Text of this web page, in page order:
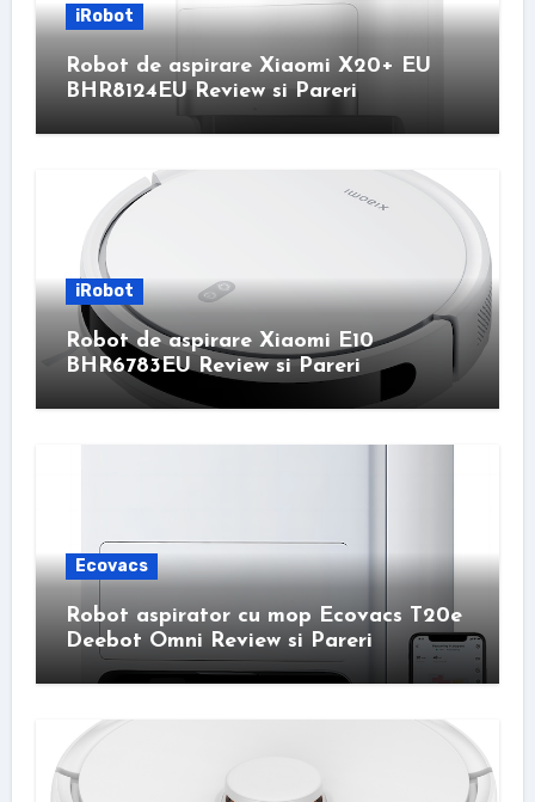
iRobot
Robot de aspirare Xiaomi X20+ EU
BHR8124EU Review si Pareri
iRobot
Robot de aspirare Xiaomi E10
BHR6783EU Review si Pareri
Ecovacs
Robot aspirator cu mop Ecovacs T20e
Deebot Omni Review si Pareri